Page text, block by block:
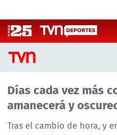
CASTING MASTERCHEF CHILE
CASTING TVN VERTICAL
Días cada vez más
amanecerá y
Tras el cambio de hora, y